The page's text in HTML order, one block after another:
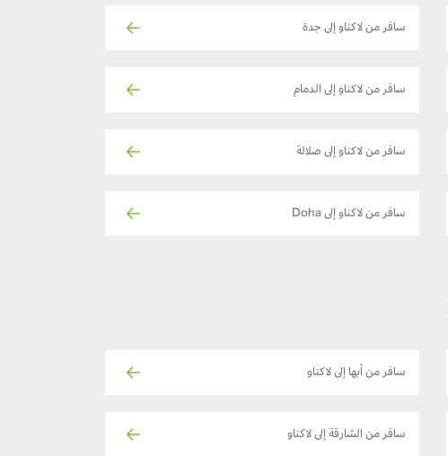
سافر من لاكناو إلى جدة
سافر من لاكناو إلى الدمام
سافر من لاكناو إلى صلالة
سافر من لاكناو إلى Doha
سافر من أبها إلى لاكناو
سافر من الشارقة إلى لاكناو